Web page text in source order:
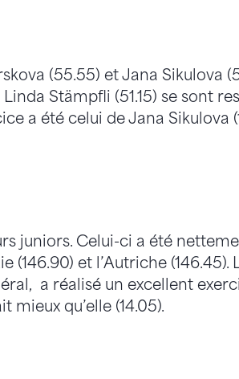
(55.55) et Jana Sikulova
Stämpfli (51.15) se sont
a été celui de Jana Sikulova
juniors. Celui-ci a été
(146.90) et l’Autriche (146.45).
a réalisé un excellent
mieux qu’elle (14.05).